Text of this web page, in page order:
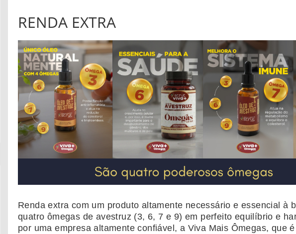
RENDA EXTRA
Renda extra com um produto altamente necessário e essencial à
quatro ômegas de avestruz (3, 6, 7 e 9) em perfeito equilíbrio e
por uma empresa altamente confiável, a Viva Mais Ômegas, que